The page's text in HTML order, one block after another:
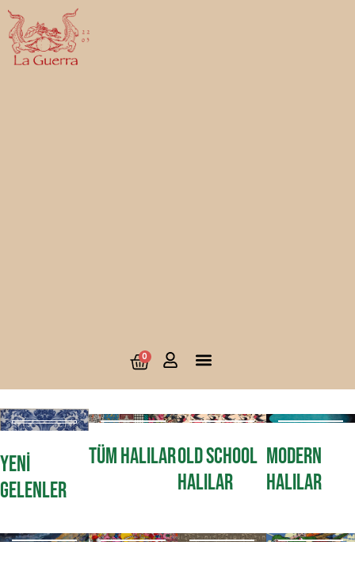
0
YENI
GELENLER
TÜM HALILAROLD SCHOOL
HALILAR
MODERN
HALILAR